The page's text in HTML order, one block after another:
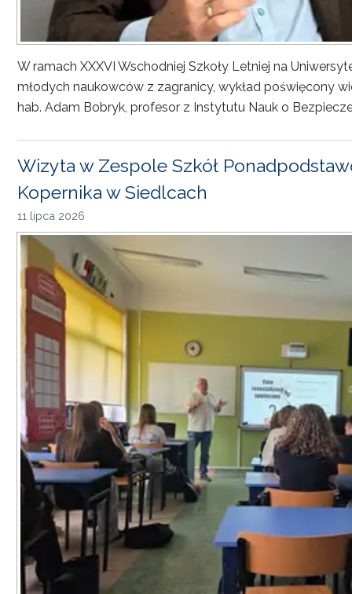
W ramach XXXVI Wschodniej Szkoły Letniej na
młodych naukowców z zagranicy, wykład poświęcony
hab. Adam Bobryk, profesor z Instytutu Nauk o
Wizyta w Zespole Szkół
Kopernika w Siedlcach
11 lipca 2026